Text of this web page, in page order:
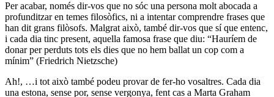
Per acabar, només dir-vos que no sóc una persona molt abocada a
profunditzar en temes filosòfics, ni a intentar comprendre frases que
han dit grans filòsofs. Malgrat això, també dir-vos que sí que entenc,
i cada dia tinc present, aquella famosa frase que diu: “Hauríem de
donar per perduts tots els dies que no hem ballat un cop com a
mínim” (Friedrich Nietzsche)
Ah!, …i tot això també podeu provar de fer-ho vosaltres. Cada dia
una estona, sense por, sense vergonya, fent cas a Marta Graham